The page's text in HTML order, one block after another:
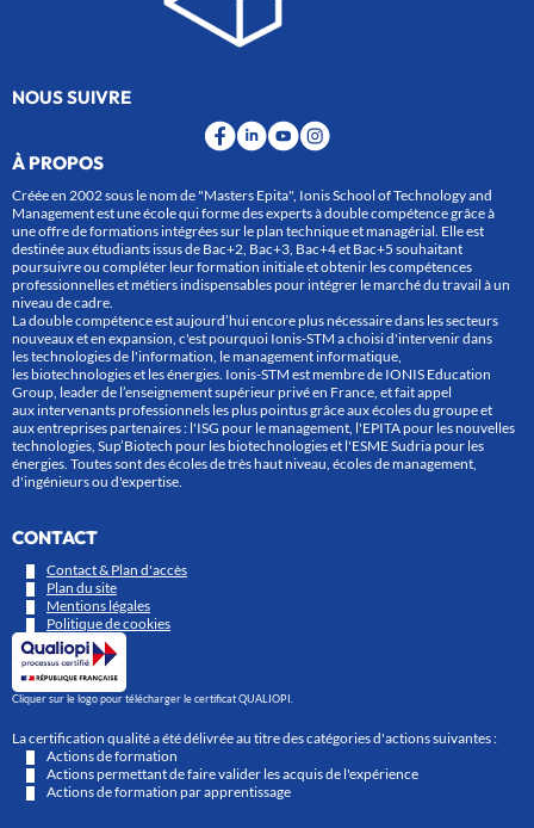
NOUS SUIVRE
À PROPOS
Créée en 2002 sous le nom de "Masters Epita", Ionis School of Technology and
Management est une école qui forme des experts à double compétence grâce à
une offre de formations intégrées sur le plan technique et managérial. Elle est
destinée aux étudiants issus de Bac+2, Bac+3, Bac+4 et Bac+5 souhaitant
poursuivre ou compléter leur formation initiale et obtenir les compétences
professionnelles et métiers indispensables pour intégrer le marché du travail à un
niveau de cadre.
La double compétence est aujourd’hui encore plus nécessaire dans les secteurs
nouveaux et en expansion, c'est pourquoi Ionis-STM a choisi d'intervenir dans
les technologies de l'information, le management informatique,
les biotechnologies et les énergies. Ionis-STM est membre de IONIS Education
Group, leader de l’enseignement supérieur privé en France, et fait appel
aux intervenants professionnels les plus pointus grâce aux écoles du groupe et
aux entreprises partenaires : l'ISG pour le management, l'EPITA pour les nouvelles
technologies, Sup’Biotech pour les biotechnologies et l'ESME Sudria pour les
énergies. Toutes sont des écoles de très haut niveau, écoles de management,
d'ingénieurs ou d'expertise.
CONTACT
Contact & Plan d'accès
Plan du site
Mentions légales
Politique de cookies
Cliquer sur le logo pour télécharger le certificat QUALIOPI.
La certification qualité a été délivrée au titre des catégories d'actions suivantes :
Actions de formation
Actions permettant de faire valider les acquis de l'expérience
Actions de formation par apprentissage